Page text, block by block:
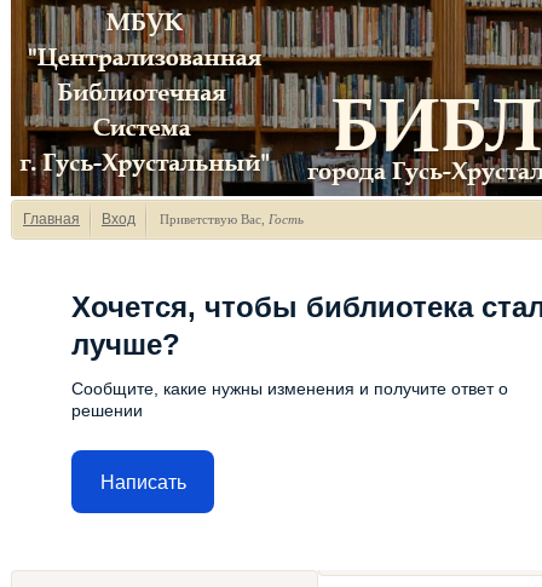
Главная Вход Приветствую Вас Гость
Хочется, чтобы библиотека
лучше?
Сообщите, какие нужны изменения и получите ответ о
решении
Написать